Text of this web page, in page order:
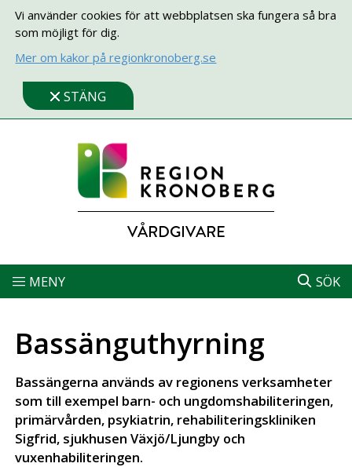
Vi använder cookies för att webbplatsen ska fungera så bra
som möjligt för dig.
Mer om kakor på regionkronoberg.se
STÄNG
VÅRDGIVARE
MENY SÖK
Bassänguthyrning
Bassängerna används av regionens verksamheter
som till exempel barn- och ungdomshabiliteringen,
primärvården, psykiatrin, rehabiliteringskliniken
Sigfrid, sjukhusen Växjö/Ljungby och
vuxenhabiliteringen.